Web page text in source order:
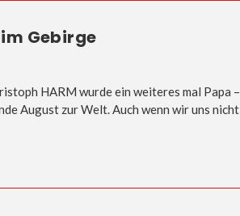
Gebirge
HARM wurde ein weiteres mal Papa –
August zur Welt. Auch wenn wir uns nicht